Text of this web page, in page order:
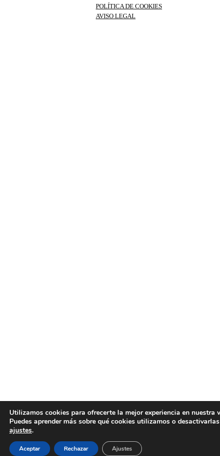
POLÍTICA DE COOKIES
AVISO LEGAL
Utilizamos cookies para ofrecerte la mejor experiencia en nuestra
Puedes aprender más sobre qué cookies utilizamos o
ajustes.
Aceptar Rechazar Ajustes